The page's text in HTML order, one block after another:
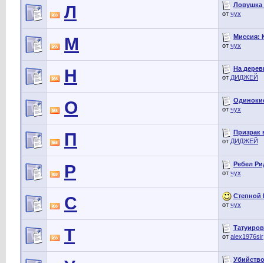
Л
Ловушка
от чух
М
Миссия:
от чух
Н
На
от ДИДЖЕЙ
О
от чух
П
Призрак
от ДИДЖЕЙ
Р
Ребел
от чух
С
Степной
от чух
Т
от alex1976sir